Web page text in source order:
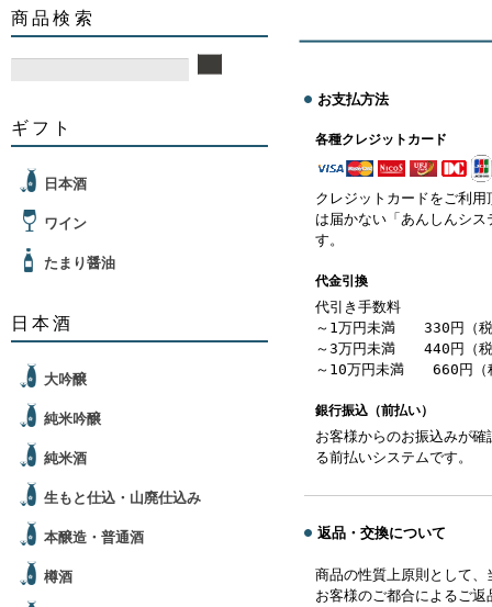
商品検索
ギフト
日本酒
ワイン
たまり醤油
日本酒
大吟醸
純米吟醸
純米酒
生もと仕込・山廃仕込み
本醸造・普通酒
樽酒
お支払方法
各種クレジットカード
クレジットカードをご利
は届かない「あんしんシ
す。
代金引換
代引き手数料
～1万円未満 330円（税
～3万円未満 440円（税
～10万円未満 660円（
銀行振込（前払い）
お客様からのお振込みが
る前払いシステムです。
返品・交換について
商品の性質上原則として
お客様のご都合によるご